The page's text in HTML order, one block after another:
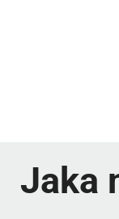
Jaka